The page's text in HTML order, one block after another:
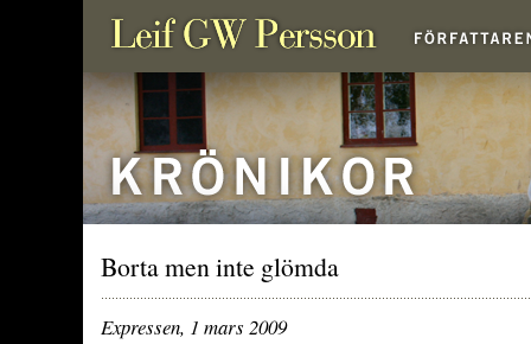
Borta men inte glömda
Expressen, 1 mars 2009